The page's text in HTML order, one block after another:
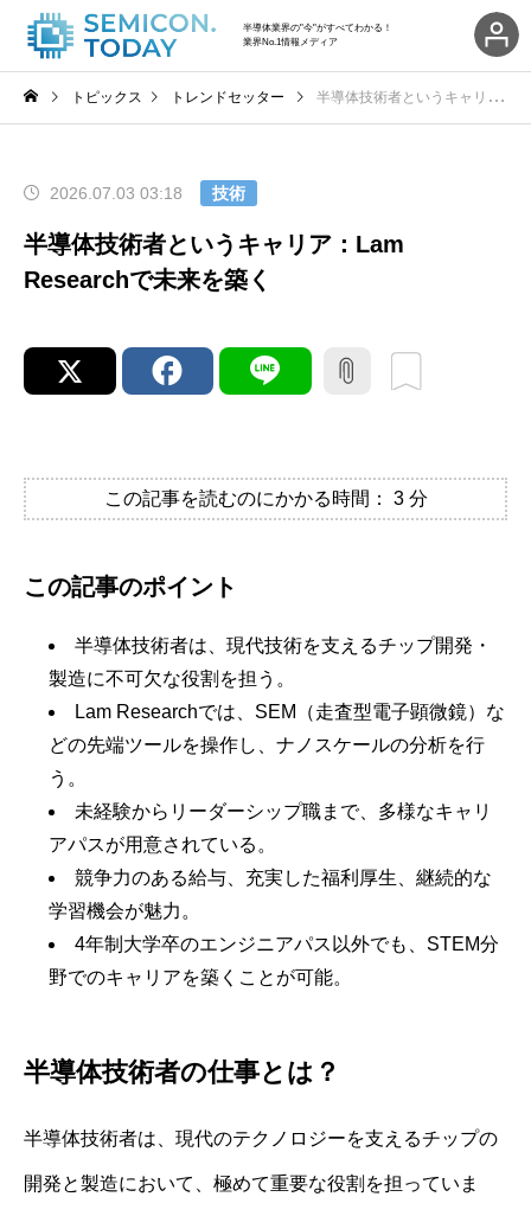
半導体業界の"今"がすべてわかる！
業界No.1情報メディア
トピックス トレンドセッター 半導体技術者というキャリア：Lam Researchで未来を築く
2026.07.03 03:18 技術
半導体技術者というキャリア：Lam
Researchで未来を築く
この記事を読むのにかかる時間： 3 分
この記事のポイント
半導体技術者は、現代技術を支えるチップ開発・
製造に不可欠な役割を担う。
Lam Researchでは、SEM（走査型電子顕微鏡）な
どの先端ツールを操作し、ナノスケールの分析を行
う。
未経験からリーダーシップ職まで、多様なキャリ
アパスが用意されている。
競争力のある給与、充実した福利厚生、継続的な
学習機会が魅力。
4年制大学卒のエンジニアパス以外でも、STEM分
野でのキャリアを築くことが可能。
半導体技術者の仕事とは？
半導体技術者は、現代のテクノロジーを支えるチップの
開発と製造において、極めて重要な役割を担っていま